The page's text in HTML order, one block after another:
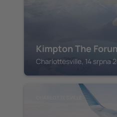
Kimpton The
Charlottesville, 14 srpna